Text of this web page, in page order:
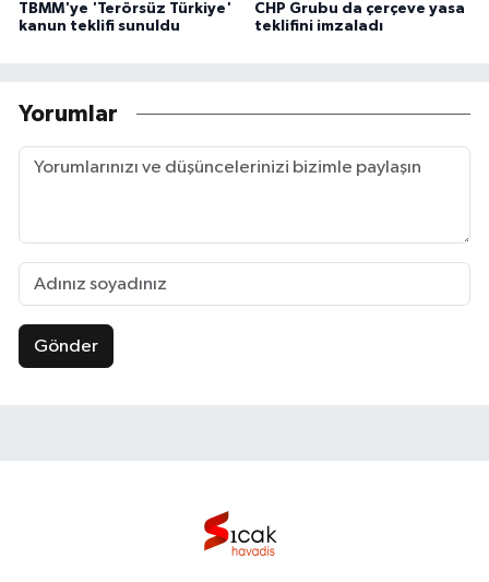
TBMM'ye 'Terörsüz Türkiye'
kanun teklifi sunuldu
CHP Grubu da çerçeve yasa
teklifini imzaladı
Yorumlar
Gönder